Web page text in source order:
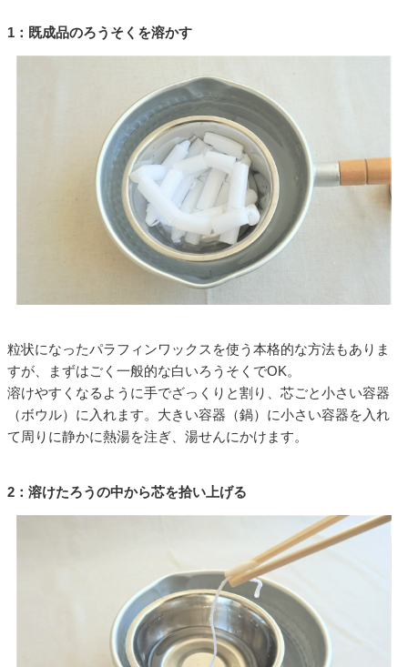
1：既成品のろうそくを溶かす
粒状になったパラフィンワックスを使う本格的な方法もありま
すが、まずはごく一般的な白いろうそくでOK。
溶けやすくなるように手でざっくりと割り、芯ごと小さい容器
（ボウル）に入れます。大きい容器（鍋）に小さい容器を入れ
て周りに静かに熱湯を注ぎ、湯せんにかけます。
2：溶けたろうの中から芯を拾い上げる